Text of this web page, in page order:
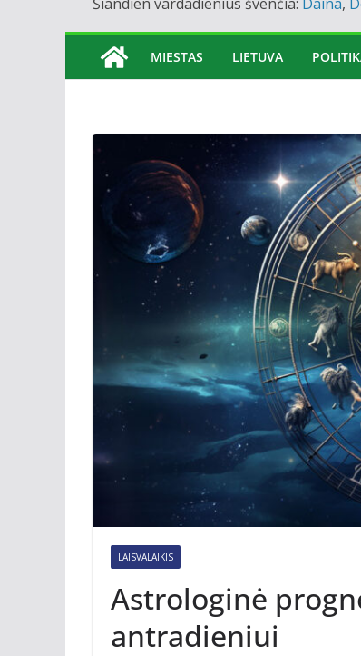
MIESTAS LIETUVA
LAISVALAIKIS
Astrologinė
antradieniui